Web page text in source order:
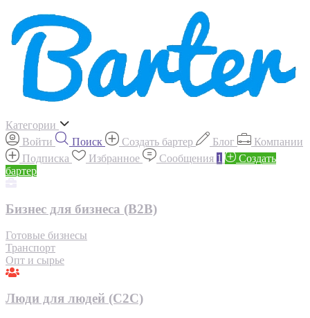
Категории
Войти
Поиск Создать бартер Блог
Компании
Подписка
Избранное Сообщения 1
Создать
бартер
Бизнес для бизнеса (B2B)
Готовые бизнесы
Транспорт
Опт и сырье
Люди для людей (С2С)